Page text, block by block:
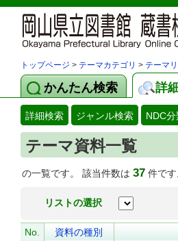
トップページ > テーマカテゴリ > テーマ
かんたん検索 詳
詳細検索 ジャンル検索 NDC
テーマ資料一覧
の一覧です。 該当件数は 37 件です
リストの選択
No. 資料の種別